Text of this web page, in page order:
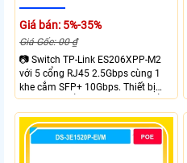
Giá bán: 5%-35%
Giá Gốc: 00 ₫
📷 Switch TP-Link ES206XPP-M2
với 5 cổng RJ45 2.5Gbps cùng 1
khe cắm SFP+ 10Gbps. Thiết bị
tích hợp 4 cổng PoE++ đạt chuẩn
802.3af/at/bt tổng công suất
120W cấp nguồn đến 90W mỗi
cổng đáp ứng tốt hệ thống camera